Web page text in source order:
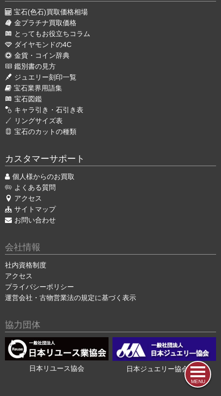
MENU
宝石(色石)買取価格相場
金プラチナ買取価格
とってもお役立ちコラム
ダイヤモンドの4C
金貨・コイン辞典
鑑別書の見方
ジュエリー刻印一覧
宝石業界用語集
宝石図鑑
キャラ引き・石引き表
リングサイズ表
宝石のカットの種類
カスタマーサポート
個人様からのお買取
よくある質問
アクセス
サイトマップ
お問い合わせ
会社情報
社内資格制度
アクセス
プライバシーポリシー
運営会社・古物営業法の規定に基づく表示
協力団体
日本リユース協会 日本ジュエリー協会会員